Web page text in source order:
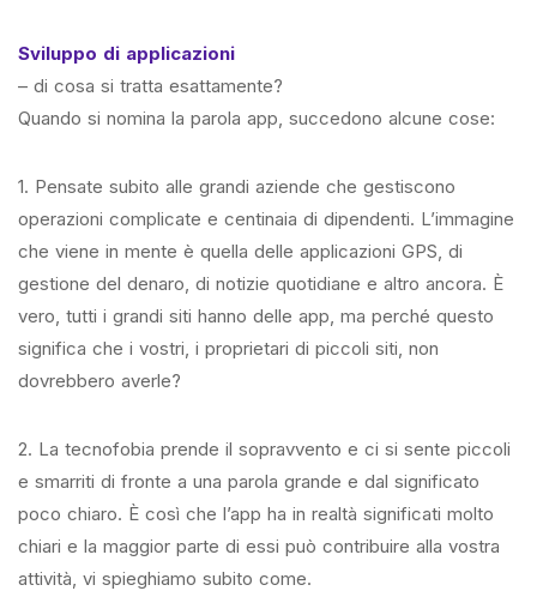
Sviluppo di applicazioni
– di cosa si tratta esattamente?
Quando si nomina la parola app, succedono alcune cose:
1. Pensate subito alle grandi aziende che gestiscono
operazioni complicate e centinaia di dipendenti. L’immagine
che viene in mente è quella delle applicazioni GPS, di
gestione del denaro, di notizie quotidiane e altro ancora. È
vero, tutti i grandi siti hanno delle app, ma perché questo
significa che i vostri, i proprietari di piccoli siti, non
dovrebbero averle?
2. La tecnofobia prende il sopravvento e ci si sente piccoli
e smarriti di fronte a una parola grande e dal significato
poco chiaro. È così che l’app ha in realtà significati molto
chiari e la maggior parte di essi può contribuire alla vostra
attività, vi spieghiamo subito come.